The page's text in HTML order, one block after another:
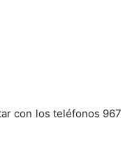
con los teléfonos 967